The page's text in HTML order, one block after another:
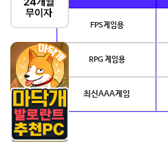
FPS게임용
RPG 게임용
최신AAA게임